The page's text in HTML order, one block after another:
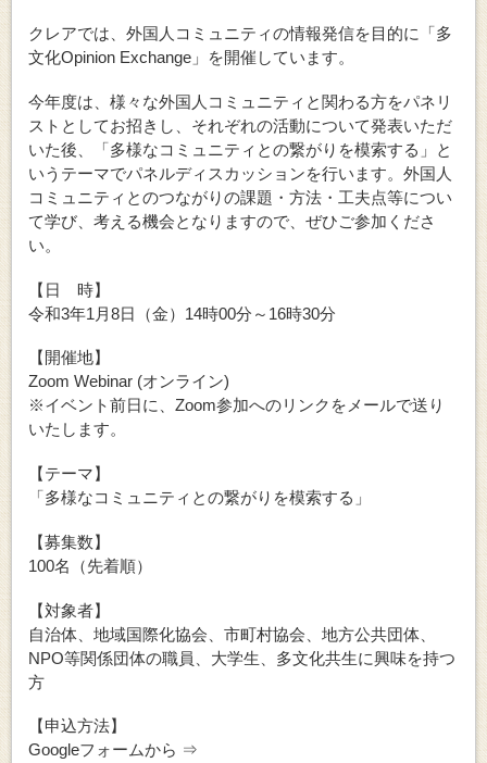
クレアでは、外国人コミュニティの情報発信を目的に「多
文化Opinion Exchange」を開催しています。
今年度は、様々な外国人コミュニティと関わる方をパネリ
ストとしてお招きし、それぞれの活動について発表いただ
いた後、
「多様なコミュニティとの繋がりを模索する」と
いうテーマでパネルディスカッションを行います。 外国人
コミュニティとのつながりの課題・方法・工夫点等につい
て学び、考える機会となりますので、ぜひご参加くださ
い。
【日 時】
令和3年1月8日（金）14時00分～16時30分
【開催地】
Zoom Webinar (オンライン)
※イベント前日に、Zoom参加へのリンクをメールで送り
いたします。
【テーマ】
「多様なコミュニティとの繋がりを模索する」
【募集数】
100名（先着順）
【対象者】
自治体、地域国際化協会、市町村協会、地方公共団体、
NPO等関係団体の職員、大学生、多文化共生に興味を持つ
方
【申込方法】
Googleフォームから ⇒